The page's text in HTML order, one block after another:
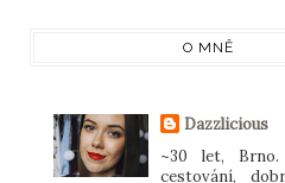
O MNĚ
Dazzlicious
~30 let,
cestování,